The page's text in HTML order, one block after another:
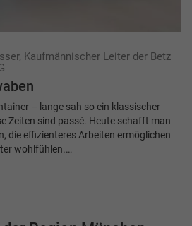
Kaufmännischer Leiter der Betz
– lange sah so ein klassischer
Zeiten sind passé. Heute schafft man
die effizienteres Arbeiten ermöglichen
wohlfühlen.…